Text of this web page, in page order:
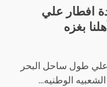
افطار علي
بغزه
علي طول ساحل البحر
الوطنيه...